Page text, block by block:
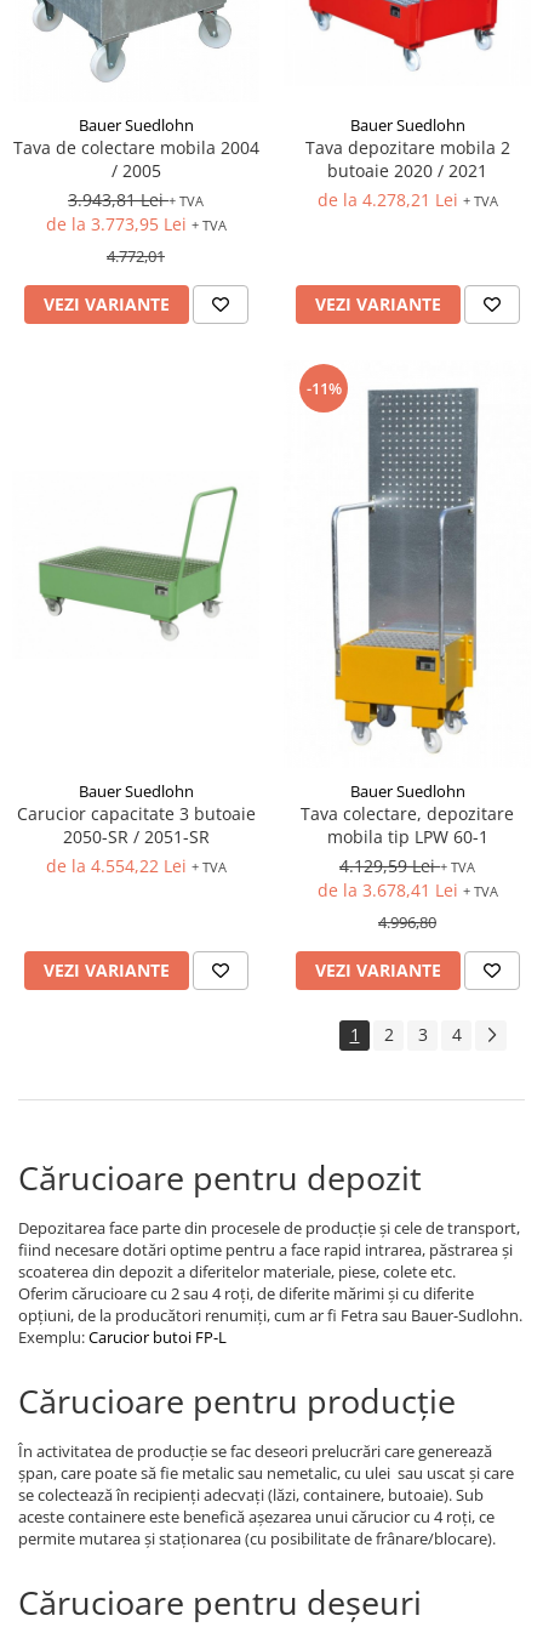
Bauer Suedlohn
Tava de colectare mobila 2004
/ 2005
3.943,81 Lei+ TVA
de la 3.773,95 Lei + TVA
4.772,01
VEZI VARIANTE
Bauer Suedlohn
Tava depozitare mobila 2
butoaie 2020 / 2021
de la 4.278,21 Lei + TVA
VEZI VARIANTE
Bauer Suedlohn
Carucior capacitate 3 butoaie
2050-SR / 2051-SR
de la 4.554,22 Lei + TVA
VEZI VARIANTE
-11%
Bauer Suedlohn
Tava colectare, depozitare
mobila tip LPW 60-1
4.129,59 Lei+ TVA
de la 3.678,41 Lei + TVA
4.996,80
VEZI VARIANTE
1 2 3 4
Cărucioare pentru depozit
Depozitarea face parte din procesele de producție și cele de transport,
fiind necesare dotări optime pentru a face rapid intrarea, păstrarea și
scoaterea din depozit a diferitelor materiale, piese, colete etc.
Oferim cărucioare cu 2 sau 4 roți, de diferite mărimi și cu diferite
opțiuni, de la producători renumiți, cum ar fi Fetra sau Bauer-Sudlohn.
Exemplu:Carucior butoi FP-L
Cărucioare pentru producție
În activitatea de producție se fac deseori prelucrări care generează
șpan, care poate să fie metalic sau nemetalic, cu ulei sau uscat și care
se colectează în recipienți adecvați (lăzi, containere, butoaie). Sub
aceste containere este benefică așezarea unui cărucior cu 4 roți, ce
permite mutarea și staționarea (cu posibilitate de frânare/blocare).
Cărucioare pentru deșeuri